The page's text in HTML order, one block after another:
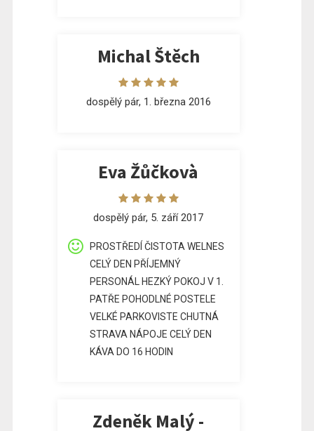
Michal Štěch
dospělý pár, 1. března 2016
Eva Žůčkovà
dospělý pár, 5. září 2017
PROSTŘEDÍ ČISTOTA WELNES
CELÝ DEN PŘÍJEMNÝ
PERSONÁL HEZKÝ POKOJ V 1.
PATŘE POHODLNÉ POSTELE
VELKÉ PARKOVISTE CHUTNÁ
STRAVA NÁPOJE CELÝ DEN
KÁVA DO 16 HODIN
Zdeněk Malý -